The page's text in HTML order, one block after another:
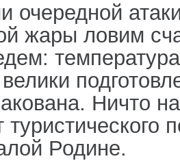
очередной
жары ловим
Ничто
Родине.